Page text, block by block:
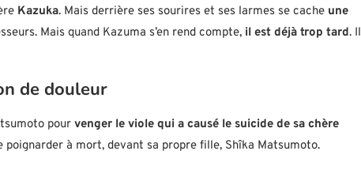
Kazuka. Mais derrière ses sourires et ses larmes se cache une
Mais quand Kazuma s’en rend compte, il est déjà trop tard. Il
de douleur
pour venger le viole qui a causé le suicide de sa chère
poignarder à mort, devant sa propre fille, Shîka Matsumoto.